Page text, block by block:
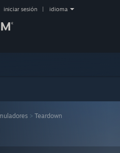
iniciar sesión idioma
> Teardown